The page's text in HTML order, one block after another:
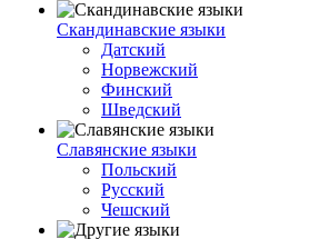
Скандинавские языки
Датский
Норвежский
Финский
Шведский
Славянские языки
Польский
Русский
Чешский